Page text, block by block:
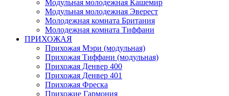
Модульная молодежная Кашемир
Модульная молодежная Эверест
Молодежная комната Британия
Молодежная комната Тиффани
ПРИХОЖАЯ
Прихожая Мэри (модульная)
Прихожая Тиффани (модульная)
Прихожая Денвер 400
Прихожая Денвер 401
Прихожая Фреска
Прихожие Гармония